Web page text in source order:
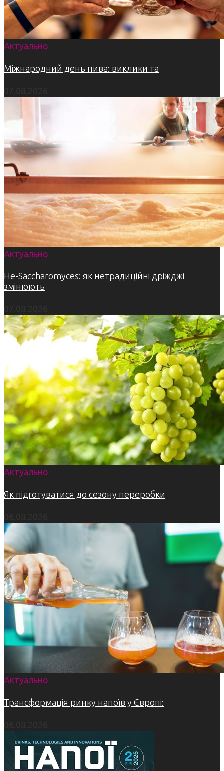
Актуально
Міжнародний день пива: виклики та
Актуально
Не-Saccharomyces: як нетрадиційні дріжджі
змінюють
Актуально
Як підготуватися до сезону переробки
Актуально
Трансформація ринку напоїв у Європі: